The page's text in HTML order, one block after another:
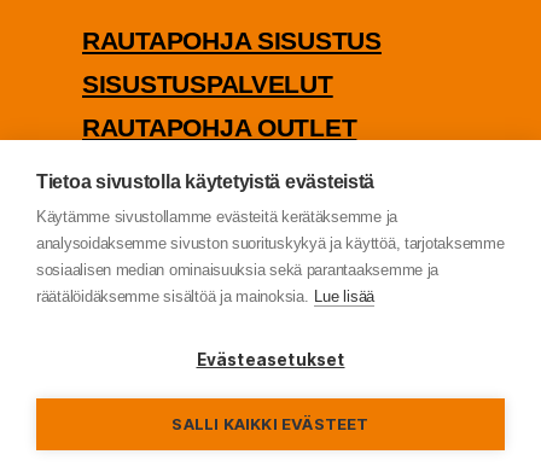
RAU­TA­POH­JA SISUSTUS
SISUS­TUS­PAL­VE­LUT
RAU­TA­POH­JA OUTLET
PUU­TA­VA­RA­KAUP­PA
TIE­TO­SUO­JA­SE­LOS­TE
© Rau­ta­poh­ja Oy (2022)
Tietoa sivustolla käytetyistä evästeistä
Käytämme sivustollamme evästeitä kerätäksemme ja
analysoidaksemme sivuston suorituskykyä ja käyttöä, tarjotaksemme
sosiaalisen median ominaisuuksia sekä parantaaksemme ja
räätälöidäksemme sisältöä ja mainoksia. Lue lisää
Evästeasetukset
SALLI KAIKKI EVÄSTEET